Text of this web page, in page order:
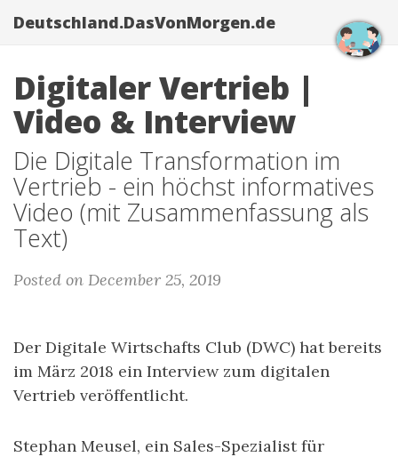
Deutschland.DasVonMorgen.de
Digitaler Vertrieb |
Video & Interview
Die Digitale Transformation im
Vertrieb - ein höchst informatives
Video (mit Zusammenfassung als
Text)
Posted on December 25, 2019
Der Digitale Wirtschafts Club (DWC) hat bereits
im März 2018 ein Interview zum digitalen
Vertrieb veröffentlicht.
Stephan Meusel, ein Sales-Spezialist für